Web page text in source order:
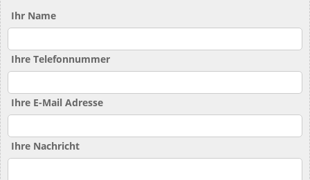
Ihr Name
Ihre Telefonnummer
Ihre E-Mail Adresse
Ihre Nachricht